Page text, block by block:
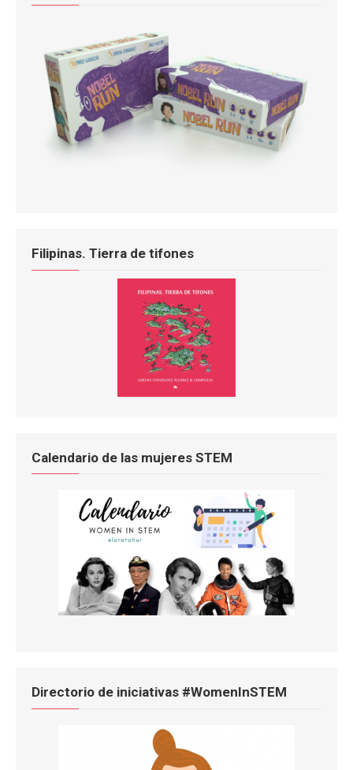
Filipinas. Tierra de tifones
Calendario de las mujeres STEM
Directorio de iniciativas #WomenInSTEM